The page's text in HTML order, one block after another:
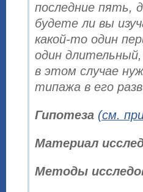
последние пять,
будете ли вы
какой-то один
один
в этом случае
типажа в его
Гипотеза (см.
Материал
Методы